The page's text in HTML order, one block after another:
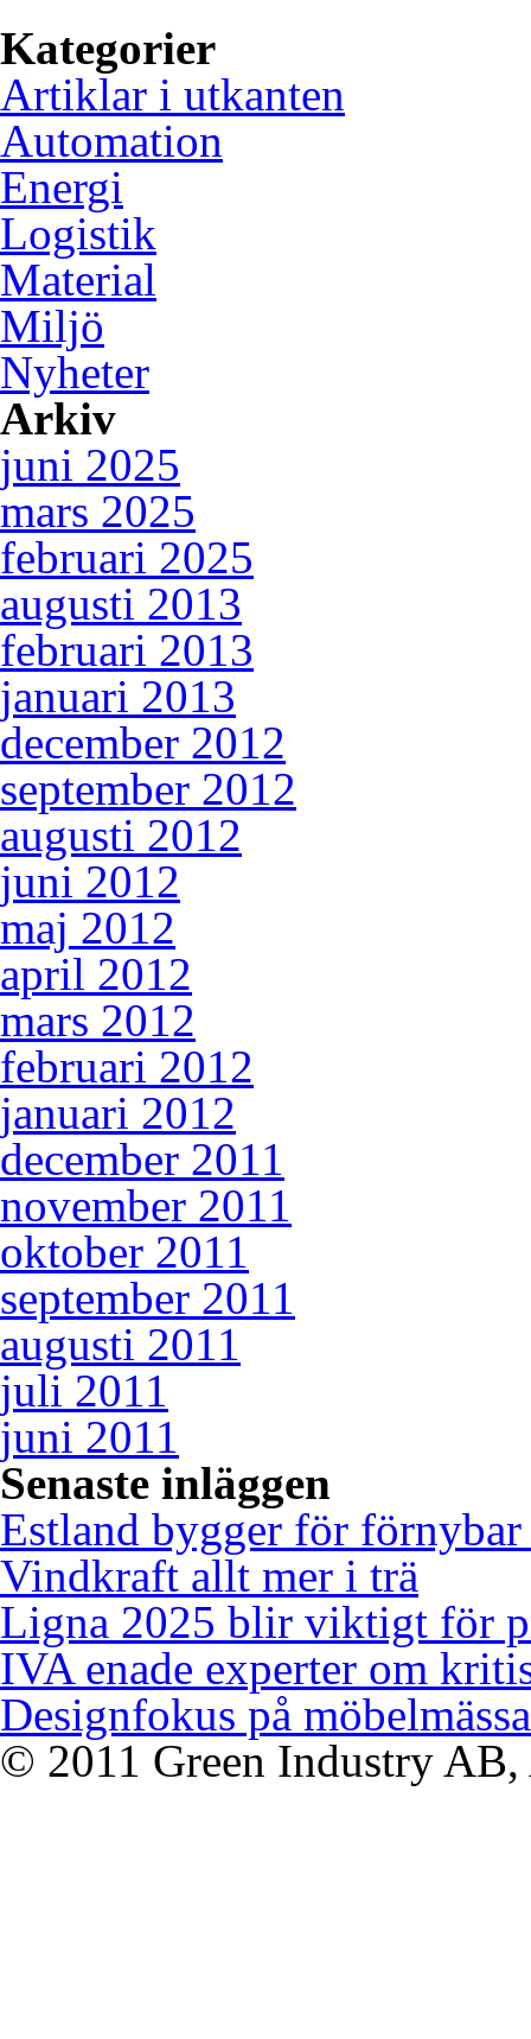
Kategorier
Artiklar i utkanten
Automation
Energi
Logistik
Material
Miljö
Nyheter
Arkiv
juni 2025
mars 2025
februari 2025
augusti 2013
februari 2013
januari 2013
december 2012
september 2012
augusti 2012
juni 2012
maj 2012
april 2012
mars 2012
februari 2012
januari 2012
december 2011
november 2011
oktober 2011
september 2011
augusti 2011
juli 2011
juni 2011
Senaste inläggen
Estland bygger för förnybar
Vindkraft allt mer i trä
Ligna 2025 blir viktigt för
IVA enade experter om
Designfokus på möbelmässa
© 2011 Green Industry